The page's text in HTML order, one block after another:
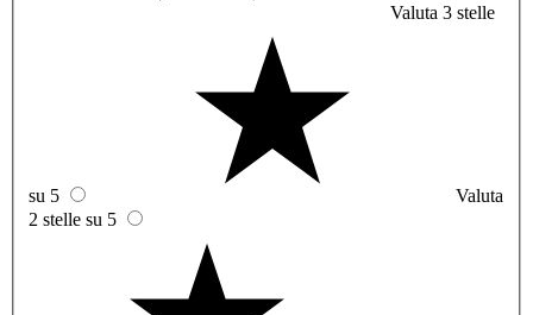
Valuta 3 stelle
su 5
Valuta
2 stelle su 5